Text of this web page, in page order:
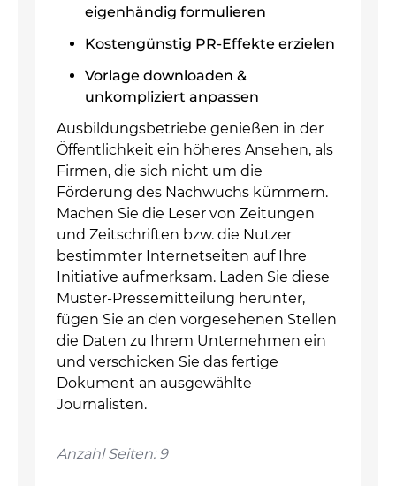
eigenhändig formulieren
Kostengünstig PR-Effekte erzielen
Vorlage downloaden &
unkompliziert anpassen
Ausbildungsbetriebe genießen in der
Öffentlichkeit ein höheres Ansehen, als
Firmen, die sich nicht um die
Förderung des Nachwuchs kümmern.
Machen Sie die Leser von Zeitungen
und Zeitschriften bzw. die Nutzer
bestimmter Internetseiten auf Ihre
Initiative aufmerksam. Laden Sie diese
Muster-Pressemitteilung herunter,
fügen Sie an den vorgesehenen Stellen
die Daten zu Ihrem Unternehmen ein
und verschicken Sie das fertige
Dokument an ausgewählte
Journalisten.
Anzahl Seiten: 9